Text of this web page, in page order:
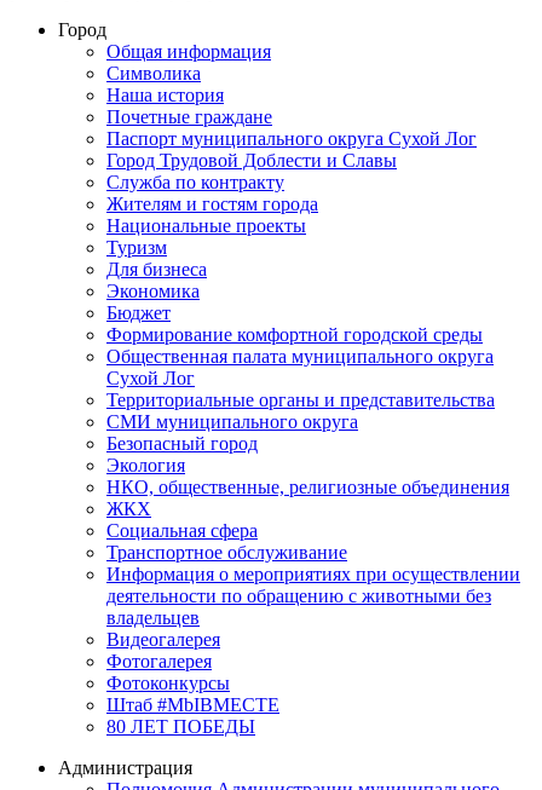
Город
Общая информация
Символика
Наша история
Почетные граждане
Паспорт муниципального округа Сухой Лог
Город Трудовой Доблести и Славы
Служба по контракту
Жителям и гостям города
Национальные проекты
Туризм
Для бизнеса
Экономика
Бюджет
Формирование комфортной городской среды
Общественная палата муниципального округа
Сухой Лог
Территориальные органы и представительства
СМИ муниципального округа
Безопасный город
Экология
НКО, общественные, религиозные объединения
ЖКХ
Социальная сфера
Транспортное обслуживание
Информация о мероприятиях при осуществлении
деятельности по обращению с животными без
владельцев
Видеогалерея
Фотогалерея
Фотоконкурсы
Штаб #MbIBMECTE
80 ЛЕТ ПОБЕДЫ
Администрация